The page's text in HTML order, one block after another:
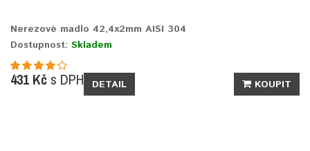
Nerezové madlo 42,4x2mm AISI 304
Dostupnost: Skladem
431 Kč s DPH DETAIL KOUPIT